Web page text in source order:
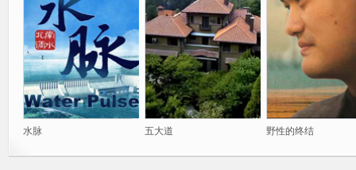
水脉 五大道 野性的终结